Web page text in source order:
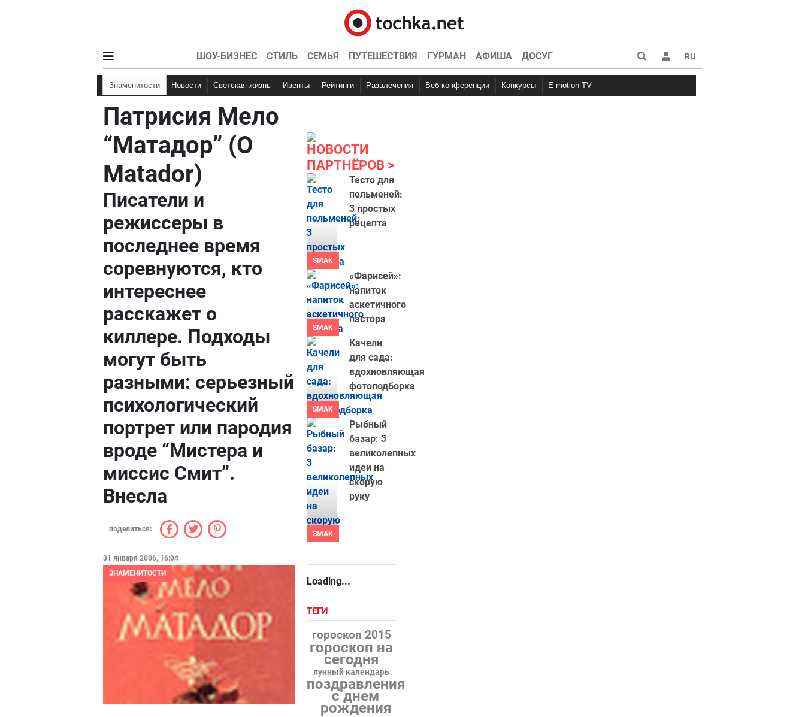
ШОУ-БИЗНЕС СТИЛЬ СЕМЬЯ ПУТЕШЕСТВИЯ ГУРМАН АФИША ДОСУГ RU
Знаменитости Новости Светская жизнь Ивенты Рейтинги Развлечения Веб-конференции Конкурсы E-motion TV
Патрисия Мело
“Матадор” (O
Matador)
Писатели и
режиссеры в
последнее время
соревнуются, кто
интереснее
расскажет о
киллере. Подходы
могут быть
разными: серьезный
психологический
портрет или пародия
вроде “Мистера и
миссис Смит”.
Внесла
поделиться:
31 января 2006, 16:04
ЗНАМЕНИТОСТИ
НОВОСТИ
ПАРТНЁРОВ
SMAK
Тесто для
пельменей:
3 простых
рецепта
SMAK
«Фарисей»:
напиток
аскетичного
пастора
SMAK
Качели
для сада:
вдохновляющая
фотоподборка
SMAK
Рыбный
базар: 3
великолепных
идеи на
скорую
руку
Loading...
ТЕГИ
гороскоп 2015
гороскоп на
сегодня
лунный календарь
поздравления
с днем
рождения